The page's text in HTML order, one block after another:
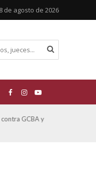
8 de agosto de 2026
GCBA y